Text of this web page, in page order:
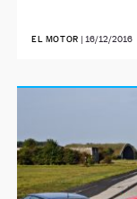
EL MOTOR | 16/12/2016